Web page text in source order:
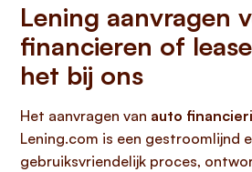
Lening aanvragen
financieren of
het bij ons
Het aanvragen van auto
Lening.com is een gestroomlijnd
gebruiksvriendelijk proces,